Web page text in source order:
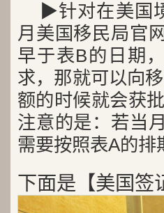
▶针对在美国
月美国移民局官
早于表B的日期
求，那就可以向
额的时候就会获
注意的是：若当
需要按照表A的排
下面是【美国签